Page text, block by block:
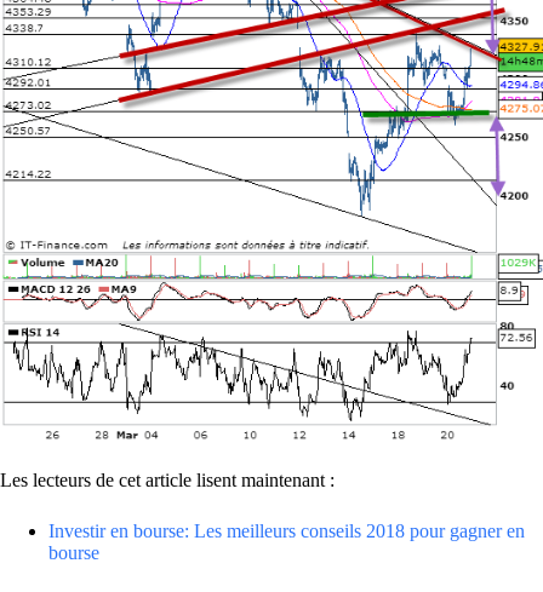
Les lecteurs de cet article lisent maintenant :
Investir en bourse: Les meilleurs conseils 2018 pour gagner en
bourse